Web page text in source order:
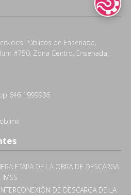
Públicos de Ensenada,
#750, Zona Centro, Ensenada,
646 1999936
ETAPA DE LA OBRA DE DESCARGA
IMSS
DE DESCARGA DE LA
Lenguas